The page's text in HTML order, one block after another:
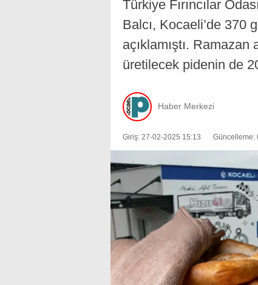
Türkiye Fırıncılar
Balcı, Kocaeli’de 370
açıklamıştı. Ramazan
üretilecek pidenin de
Haber Merkezi
Giriş: 27-02-2025 15:13 Güncelleme: